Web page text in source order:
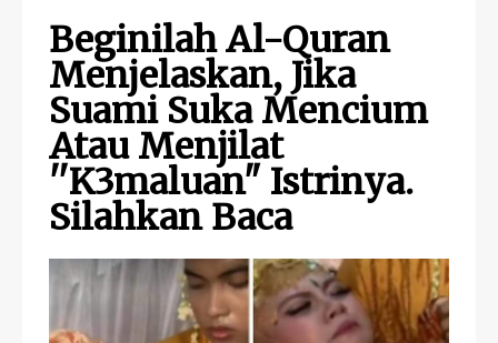
Beginilah Al-Quran
Menjelaskan, Jika
Suami Suka Mencium
Atau Menjilat
''K3maluan" Istrinya.
Silahkan Baca